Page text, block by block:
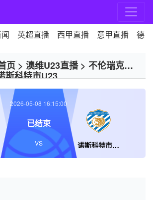
英超直播 西甲直播 意甲直播 德
页 > 澳维U23直播> 不伦瑞克尤
斯科特市U23
诺斯科特市U23
2026-05-08 16:15:00
已结束
VS